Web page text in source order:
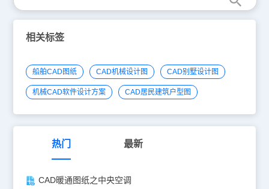
相关标签
船舶CAD图纸 CAD机械设计图 CAD别墅设计图
机械CAD软件设计方案 CAD居民建筑户型图
热门 最新
CAD暖通图纸之中央空调